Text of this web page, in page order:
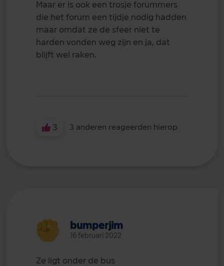
Maar er is ook een trosje forummers
die het forum een tijdje nodig hadden
maar omdat ze de sfeer niet te
harden vonden weg zijn en ja, dat
blijft wel raken.
3 3 anderen reageerden hierop
bumperjim
16 februari 2022
Ze ligt onder de bus